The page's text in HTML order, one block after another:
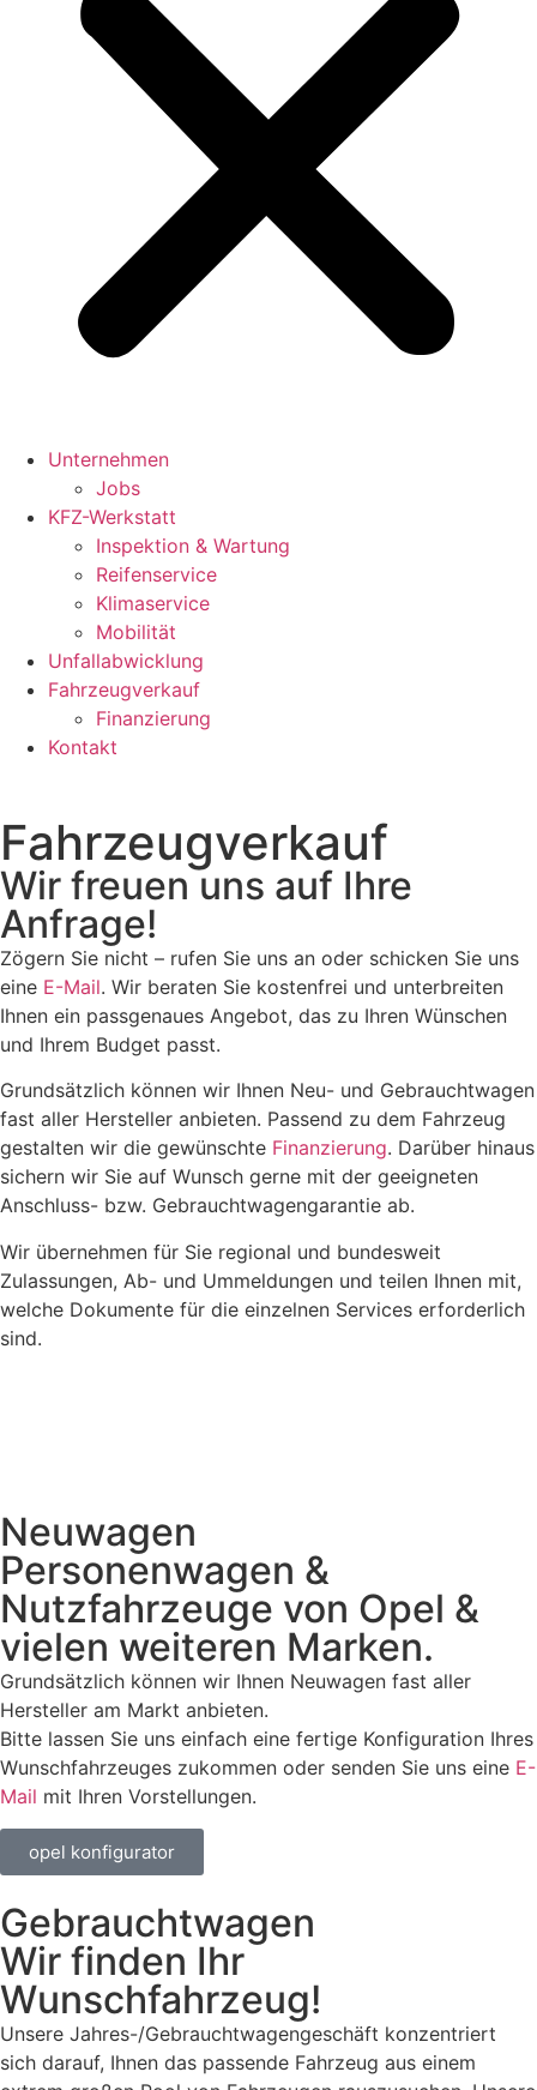
Unternehmen
Jobs
KFZ-Werkstatt
Inspektion & Wartung
Reifenservice
Klimaservice
Mobilität
Unfallabwicklung
Fahrzeugverkauf
Finanzierung
Kontakt
Fahrzeugverkauf
Wir freuen uns auf Ihre
Anfrage!
Zögern Sie nicht – rufen Sie uns an oder schicken Sie uns
eine E-Mail. Wir beraten Sie kostenfrei und unterbreiten
Ihnen ein passgenaues Angebot, das zu Ihren Wünschen
und Ihrem Budget passt.
Grundsätzlich können wir Ihnen Neu- und Gebrauchtwagen
fast aller Hersteller anbieten. Passend zu dem Fahrzeug
gestalten wir die gewünschte Finanzierung. Darüber hinaus
sichern wir Sie auf Wunsch gerne mit der geeigneten
Anschluss- bzw. Gebrauchtwagengarantie ab.
Wir übernehmen für Sie regional und bundesweit
Zulassungen, Ab- und Ummeldungen und teilen Ihnen mit,
welche Dokumente für die einzelnen Services erforderlich
sind.
Neuwagen
Personenwagen &
Nutzfahrzeuge von Opel &
vielen weiteren Marken.
Grundsätzlich können wir Ihnen Neuwagen fast aller
Hersteller am Markt anbieten.
Bitte lassen Sie uns einfach eine fertige Konfiguration Ihres
Wunschfahrzeuges zukommen oder senden Sie uns eine E-
Mail mit Ihren Vorstellungen.
opel konfigurator
Gebrauchtwagen
Wir finden Ihr
Wunschfahrzeug!
Unsere Jahres-/Gebrauchtwagengeschäft konzentriert
sich darauf, Ihnen das passende Fahrzeug aus einem